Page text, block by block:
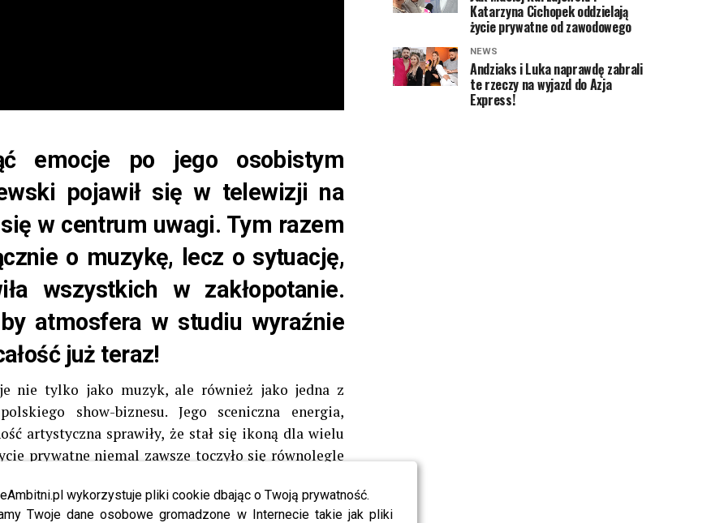
wykorzystuje pliki cookie dbając o Twoją prywatność.
Twoje dane osobowe gromadzone w Internecie takie jak pliki
emocje po jego osobistym
pojawił się w telewizji na
w centrum uwagi. Tym razem
o muzykę, lecz o sytuację,
wszystkich w zakłopotanie.
atmosfera w studiu wyraźnie
już teraz!
nie tylko jako muzyk, ale również jako jedna z
show-biznesu. Jego sceniczna energia,
artystyczna sprawiły, że stał się ikoną dla wielu
prywatne niemal zawsze toczyło się równolegle
ogromne emocje. Trudno wskazać drugą taką
tak szeroko komentowane i analizowane.
Katarzyna Cichopek oddzielają
życie prywatne od zawodowego
NEWS
Andziaks i Luka naprawdę zabrali
te rzeczy na wyjazd do Azja
Express!